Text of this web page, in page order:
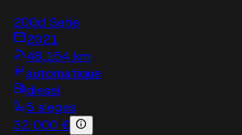
200d Serie
2021
48,154 km
automatique
diesel
5 sieges
32 000 €